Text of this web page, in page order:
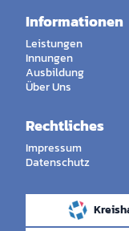
Informationen
Leistungen
Innungen
Ausbildung
Über Uns
Rechtliches
Impressum
Datenschutz